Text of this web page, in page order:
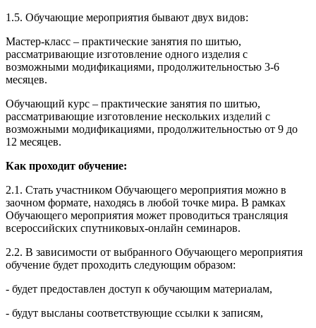
1.5. Обучающие мероприятия бывают двух видов:
Мастер-класс – практические занятия по шитью,
рассматривающие изготовление одного изделия с
возможными модификациями, продолжительностью 3-6
месяцев.
Обучающий курс – практические занятия по шитью,
рассматривающие изготовление нескольких изделий с
возможными модификациями, продолжительностью от 9 до
12 месяцев.
Как проходит обучение:
2.1. Стать участником Обучающего мероприятия можно в
заочном формате, находясь в любой точке мира. В рамках
Обучающего мероприятия может проводиться трансляция
всероссийских спутниковых-онлайн семинаров.
2.2. В зависимости от выбранного Обучающего мероприятия
обучение будет проходить следующим образом:
- будет предоставлен доступ к обучающим материалам,
- будут высланы соответствующие ссылки к записям,